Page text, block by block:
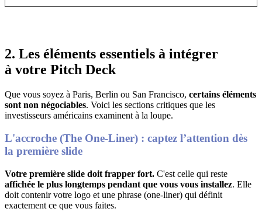
2. Les éléments essentiels à intégrer
à votre Pitch Deck
Que vous soyez à Paris, Berlin ou San Francisco, certains éléments
sont non négociables. Voici les sections critiques que les
investisseurs américains examinent à la loupe.
L'accroche (The One-Liner) : captez l’attention dès
la première slide
Votre première slide doit frapper fort. C'est celle qui reste
affichée le plus longtemps pendant que vous vous installez. Elle
doit contenir votre logo et une phrase (one-liner) qui définit
exactement ce que vous faites.